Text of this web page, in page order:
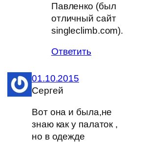
Павленко (был
отличный сайт
singleclimb.com).
Ответить
01.10.2015
Сергей
Вот она и была,не
знаю как у палаток ,
но в одежде